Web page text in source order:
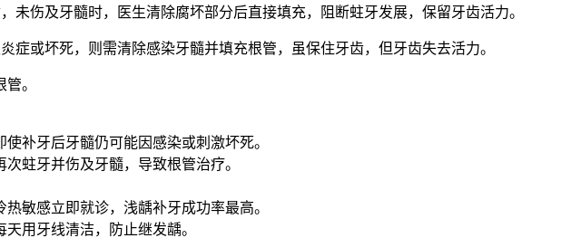
未伤及牙髓时，医生清除腐坏部分后直接填充，阻断蛀牙发展，保留牙齿活力。
症或坏死，则需清除感染牙髓并填充根管，虽保住牙齿，但牙齿失去活力。
。
补牙后牙髓仍可能因感染或刺激坏死。
蛀牙并伤及牙髓，导致根管治疗。
敏感立即就诊，浅龋补牙成功率最高。
用牙线清洁，防止继发龋。